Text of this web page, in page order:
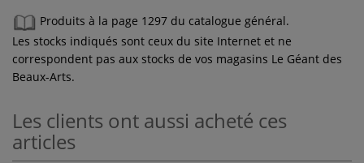
Produits à la page 1297 du catalogue général.
Les stocks indiqués sont ceux du site Internet et ne
correspondent pas aux stocks de vos magasins Le Géant des
Beaux-Arts.
Les clients ont aussi acheté ces
articles